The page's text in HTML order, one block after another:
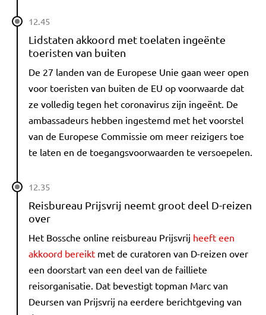
12.45
Lidstaten akkoord met toelaten ingeënte
toeristen van buiten
De 27 landen van de Europese Unie gaan weer open
voor toeristen van buiten de EU op voorwaarde dat
ze volledig tegen het coronavirus zijn ingeënt. De
ambassadeurs hebben ingestemd met het voorstel
van de Europese Commissie om meer reizigers toe
te laten en de toegangsvoorwaarden te versoepelen.
12.35
Reisbureau Prijsvrij neemt groot deel D-reizen
over
Het Bossche online reisbureau Prijsvrij heeft een
akkoord bereikt met de curatoren van D-reizen over
een doorstart van een deel van de failliete
reisorganisatie. Dat bevestigt topman Marc van
Deursen van Prijsvrij na eerdere berichtgeving van